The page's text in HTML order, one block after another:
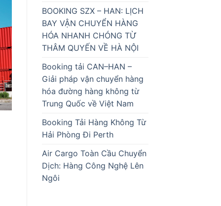
BOOKING SZX – HAN: LỊCH
BAY VẬN CHUYỂN HÀNG
HÓA NHANH CHÓNG TỪ
THÂM QUYẾN VỀ HÀ NỘI
Booking tải CAN–HAN –
Giải pháp vận chuyển hàng
hóa đường hàng không từ
Trung Quốc về Việt Nam
Booking Tải Hàng Không Từ
Hải Phòng Đi Perth
Air Cargo Toàn Cầu Chuyển
Dịch: Hàng Công Nghệ Lên
Ngôi